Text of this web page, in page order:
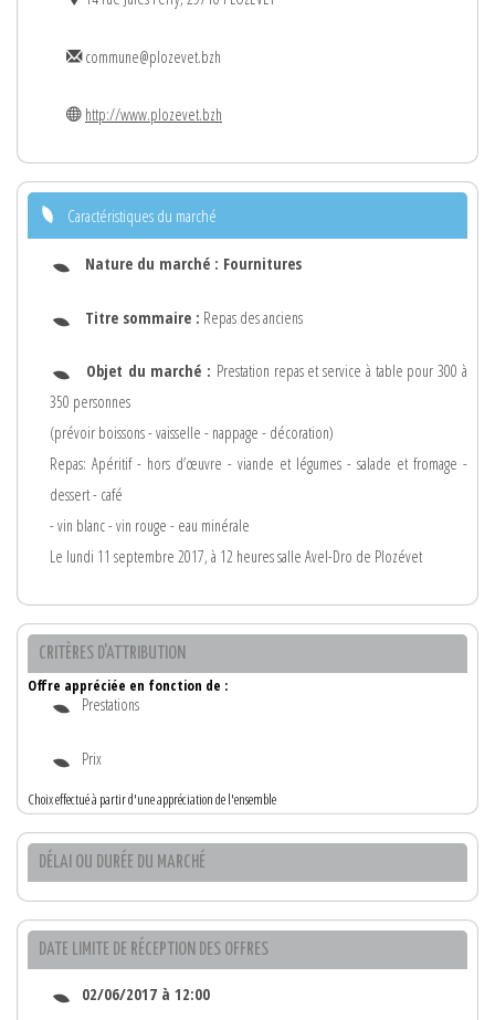
commune@plozevet.bzh
http://www.plozevet.bzh
Caractéristiques du marché
Nature du marché : Fournitures
Titre sommaire : Repas des anciens
Objet du marché : Prestation repas et service à table pour 300 à
350 personnes
(prévoir boissons - vaisselle - nappage - décoration)
Repas: Apéritif - hors d’œuvre - viande et légumes - salade et fromage -
dessert - café
- vin blanc - vin rouge - eau minérale
Le lundi 11 septembre 2017, à 12 heures salle Avel-Dro de Plozévet
CRITÈRES D'ATTRIBUTION
Offre appréciée en fonction de :
Prestations
Prix
Choix effectué à partir d'une appréciation de l'ensemble
DÉLAI OU DURÉE DU MARCHÉ
DATE LIMITE DE RÉCEPTION DES OFFRES
02/06/2017 à 12:00